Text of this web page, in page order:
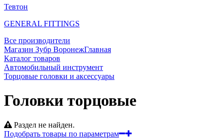
Тевтон
GENERAL FITTINGS
Все производители
Магазин Зубр ВоронежГлавная
Каталог товаров
Автомобильный инструмент
Торцовые головки и аксессуары
Головки торцовые
Раздел не найден.
Подобрать товары по параметрам